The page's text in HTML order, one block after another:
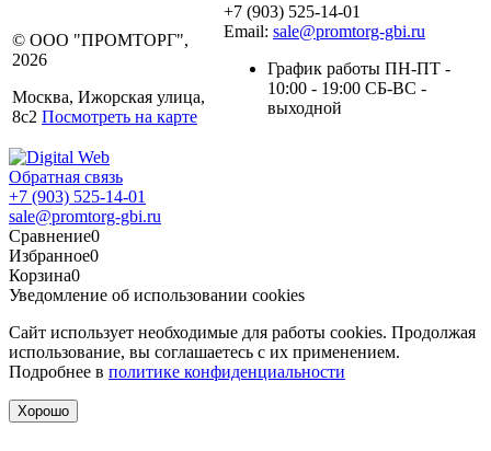
© ООО "ПРОМТОРГ",
2026
Москва, Ижорская улица,
8с2 Посмотреть на карте
+7 (903) 525-14-01
Email: sale@promtorg-gbi.ru
График работы ПН-ПТ -
10:00 - 19:00 СБ-ВС -
выходной
Обратная связь
+7 (903) 525-14-01
sale@promtorg-gbi.ru
Сравнение0
Избранное0
Корзина0
Уведомление об использовании cookies
Сайт использует необходимые для работы cookies. Продолжая
использование, вы соглашаетесь с их применением.
Подробнее в политике конфиденциальности
Хорошо